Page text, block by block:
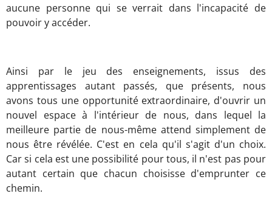
aucune personne qui se verrait dans l'incapacité de
pouvoir y accéder.
Ainsi par le jeu des enseignements, issus des
apprentissages autant passés, que présents, nous
avons tous une opportunité extraordinaire, d'ouvrir un
nouvel espace à l'intérieur de nous, dans lequel la
meilleure partie de nous-même attend simplement de
nous être révélée. C'est en cela qu'il s'agit d'un choix.
Car si cela est une possibilité pour tous, il n'est pas pour
autant certain que chacun choisisse d'emprunter ce
chemin.